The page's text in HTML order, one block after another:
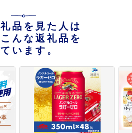
品を見た人は
んな返礼品を
います。